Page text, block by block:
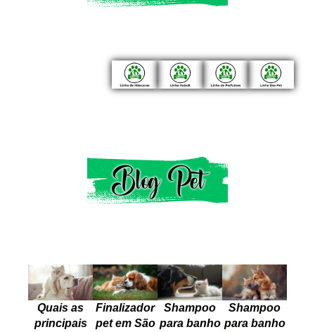
Quais as
principais
Finalizador
pet em São
Shampoo
para banho
Shampoo
para banho